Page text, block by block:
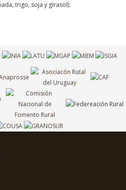
trigo, soja y girasol).